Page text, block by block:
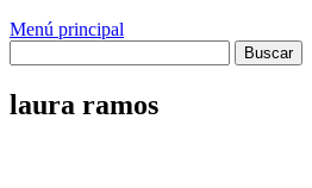
Menú principal
laura ramos